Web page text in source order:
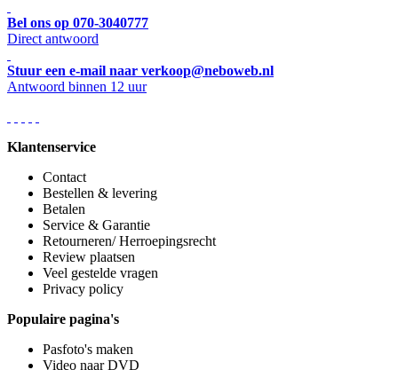
Bel ons op 070-3040777
Direct antwoord
Stuur een e-mail naar verkoop@neboweb.nl
Antwoord binnen 12 uur
Klantenservice
Contact
Bestellen & levering
Betalen
Service & Garantie
Retourneren/ Herroepingsrecht
Review plaatsen
Veel gestelde vragen
Privacy policy
Populaire pagina's
Pasfoto's maken
Video naar DVD